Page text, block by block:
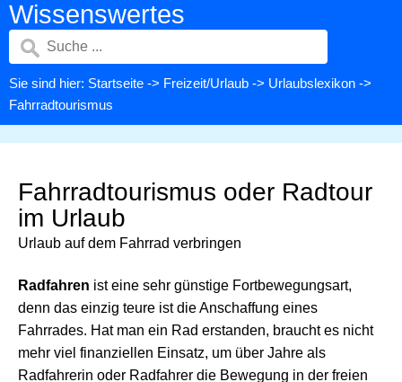
Wissenswertes
Sie sind hier: Startseite -> Freizeit/Urlaub -> Urlaubslexikon ->
Fahrradtourismus
Fahrradtourismus oder Radtour
im Urlaub
Urlaub auf dem Fahrrad verbringen
Radfahren ist eine sehr günstige Fortbewegungsart,
denn das einzig teure ist die Anschaffung eines
Fahrrades. Hat man ein Rad erstanden, braucht es nicht
mehr viel finanziellen Einsatz, um über Jahre als
Radfahrerin oder Radfahrer die Bewegung in der freien